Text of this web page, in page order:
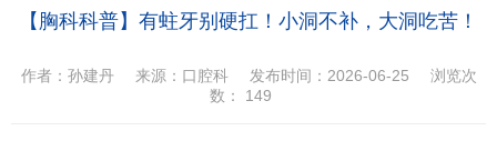
【胸科科普】有蛀牙别硬扛！小洞不补，大洞吃苦！
作者：孙建丹 来源：口腔科 发布时间：2026-06-25
浏览次
数： 149